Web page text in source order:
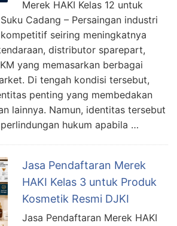
Merek HAKI Kelas 12 untuk
Cadang – Persaingan industri
seiring meningkatnya
distributor sparepart,
yang memasarkan berbagai
Di tengah kondisi tersebut,
penting yang membedakan
lainnya. Namun, identitas tersebut
hukum apabila …
Jasa Pendaftaran Merek
HAKI Kelas 3 untuk Produk
Kosmetik Resmi DJKI
Jasa Pendaftaran Merek HAKI